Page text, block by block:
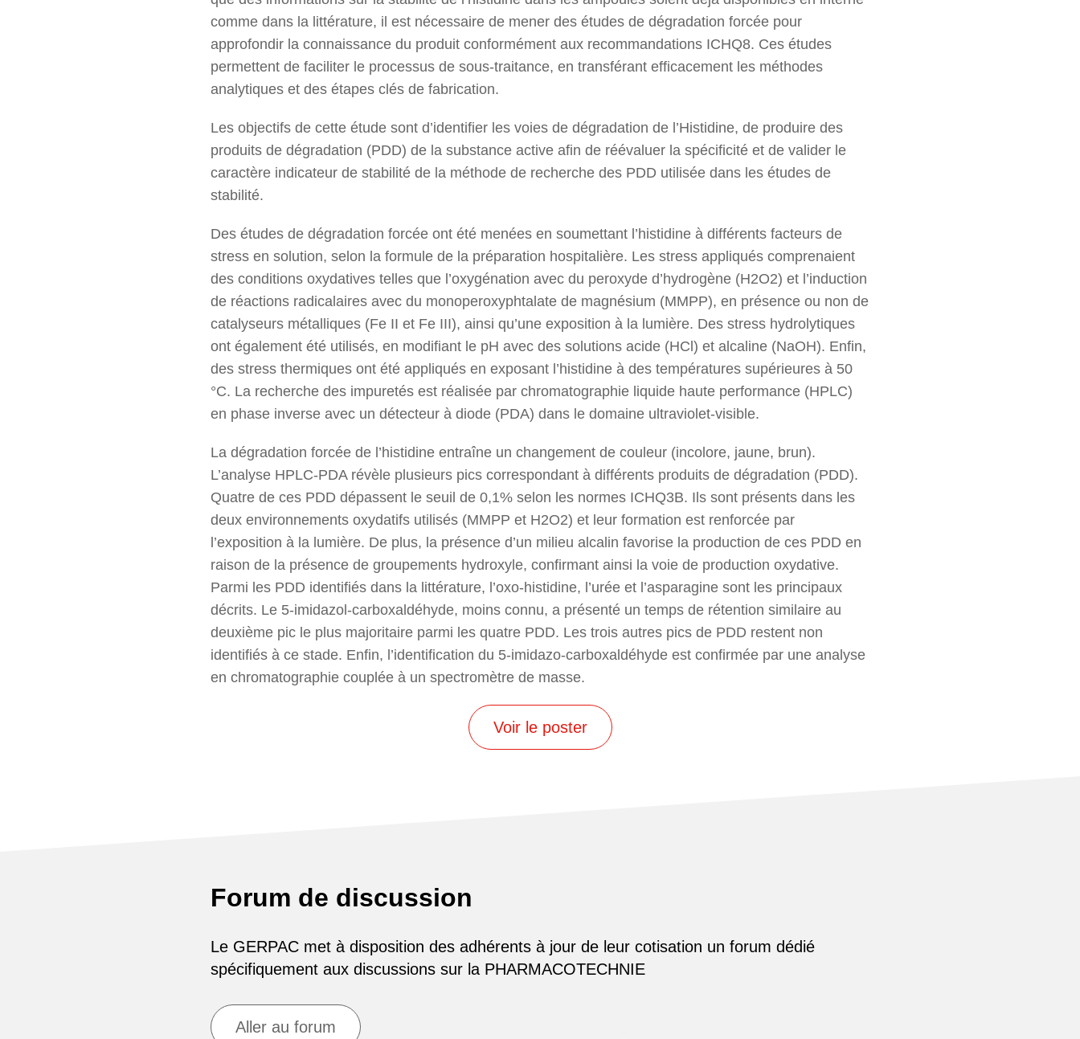
comme dans la littérature, il est nécessaire de mener des études de dégradation forcée pour
approfondir la connaissance du produit conformément aux recommandations ICHQ8. Ces études
permettent de faciliter le processus de sous-traitance, en transférant efficacement les méthodes
analytiques et des étapes clés de fabrication.
Les objectifs de cette étude sont d’identifier les voies de dégradation de l’Histidine, de produire des
produits de dégradation (PDD) de la substance active afin de réévaluer la spécificité et de valider le
caractère indicateur de stabilité de la méthode de recherche des PDD utilisée dans les études de
stabilité.
Des études de dégradation forcée ont été menées en soumettant l’histidine à différents facteurs de
stress en solution, selon la formule de la préparation hospitalière. Les stress appliqués comprenaient
des conditions oxydatives telles que l’oxygénation avec du peroxyde d’hydrogène (H2O2) et l’induction
de réactions radicalaires avec du monoperoxyphtalate de magnésium (MMPP), en présence ou non de
catalyseurs métalliques (Fe II et Fe III), ainsi qu’une exposition à la lumière. Des stress hydrolytiques
ont également été utilisés, en modifiant le pH avec des solutions acide (HCl) et alcaline (NaOH). Enfin,
des stress thermiques ont été appliqués en exposant l’histidine à des températures supérieures à 50
°C. La recherche des impuretés est réalisée par chromatographie liquide haute performance (HPLC)
en phase inverse avec un détecteur à diode (PDA) dans le domaine ultraviolet-visible.
La dégradation forcée de l’histidine entraîne un changement de couleur (incolore, jaune, brun).
L’analyse HPLC-PDA révèle plusieurs pics correspondant à différents produits de dégradation (PDD).
Quatre de ces PDD dépassent le seuil de 0,1% selon les normes ICHQ3B. Ils sont présents dans les
deux environnements oxydatifs utilisés (MMPP et H2O2) et leur formation est renforcée par
l’exposition à la lumière. De plus, la présence d’un milieu alcalin favorise la production de ces PDD en
raison de la présence de groupements hydroxyle, confirmant ainsi la voie de production oxydative.
Parmi les PDD identifiés dans la littérature, l’oxo-histidine, l’urée et l’asparagine sont les principaux
décrits. Le 5-imidazol-carboxaldéhyde, moins connu, a présenté un temps de rétention similaire au
deuxième pic le plus majoritaire parmi les quatre PDD. Les trois autres pics de PDD restent non
identifiés à ce stade. Enfin, l’identification du 5-imidazo-carboxaldéhyde est confirmée par une analyse
en chromatographie couplée à un spectromètre de masse.
Voir le poster
Forum de discussion
Le GERPAC met à disposition des adhérents à jour de leur cotisation un forum dédié
spécifiquement aux discussions sur la PHARMACOTECHNIE
Aller au forum